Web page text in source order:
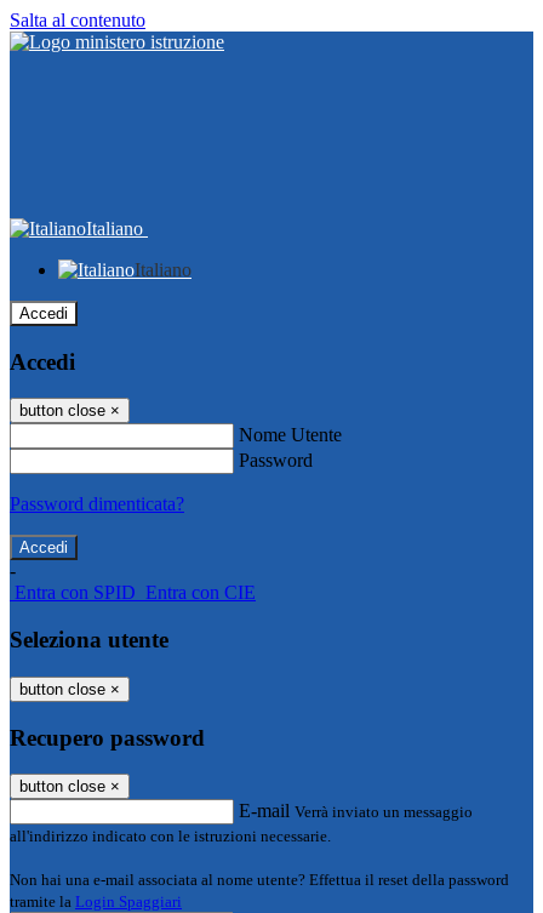
Salta al contenuto
Italiano
Italiano
Accedi
Accedi
button close ×
Nome Utente
Password
Password dimenticata?
-
Entra con SPID Entra con CIE
Seleziona utente
button close ×
Recupero password
button close ×
E-mail Verrà inviato un messaggio
all'indirizzo indicato con le istruzioni necessarie.
Non hai una e-mail associata al nome utente? Effettua il reset della password
tramite la Login Spaggiari